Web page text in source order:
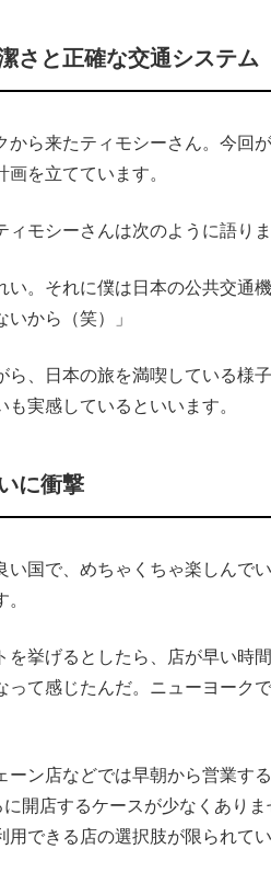
さと正確な交通システム
ら来たティモシーさん。今回
を立てています。
モシーさんは次のように語りま
い。それに僕は日本の公共交通
から（笑）」
、日本の旅を満喫している様
実感しているといいます。
に衝撃
い国で、めちゃくちゃ楽しんで
を挙げるとしたら、店が早い時
って感じたんだ。ニューヨーク
ン店などでは早朝から営業す
開店するケースが少なくあり
用できる店の選択肢が限られて